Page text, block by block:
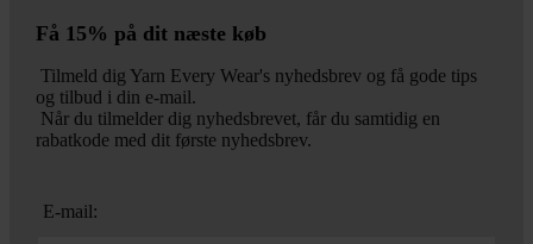
Få 15% på dit næste køb
Tilmeld dig Yarn Every Wear's nyhedsbrev og få gode tips
og tilbud i din e-mail.
Når du tilmelder dig nyhedsbrevet, får du samtidig en
rabatkode med dit første nyhedsbrev.
E-mail: